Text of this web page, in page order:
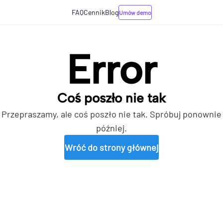
FAQCennikBlogUmów demo
Error
Coś poszło nie tak
Przepraszamy, ale coś poszło nie tak. Spróbuj ponownie
później.
Wróć do strony głównej